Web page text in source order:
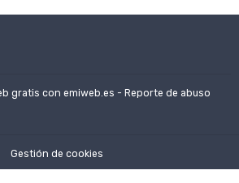
gratis con emiweb.es - Reporte de abuso
Gestión de cookies